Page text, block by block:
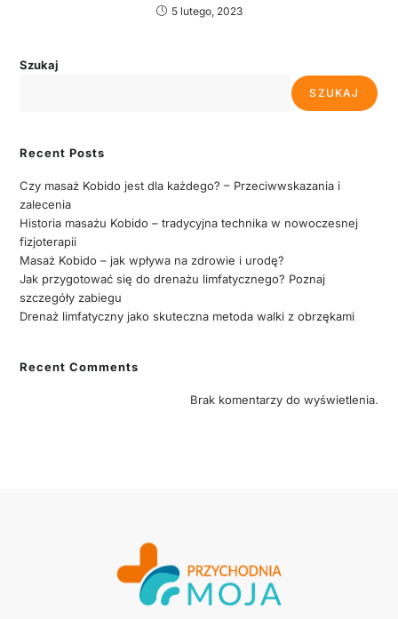
5 lutego, 2023
Szukaj
SZUKAJ
Recent Posts
Czy masaż Kobido jest dla każdego? – Przeciwwskazania i
zalecenia
Historia masażu Kobido – tradycyjna technika w nowoczesnej
fizjoterapii
Masaż Kobido – jak wpływa na zdrowie i urodę?
Jak przygotować się do drenażu limfatycznego? Poznaj
szczegóły zabiegu
Drenaż limfatyczny jako skuteczna metoda walki z obrzękami
Recent Comments
Brak komentarzy do wyświetlenia.